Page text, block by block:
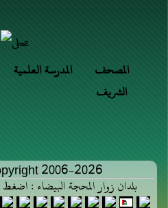
المدرسة العلمية
المصحف
الشريف
2006-2026
بلدان زوار المحجة البيضاء :